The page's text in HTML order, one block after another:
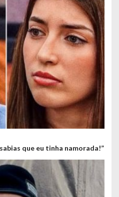
que eu tinha namorada!”